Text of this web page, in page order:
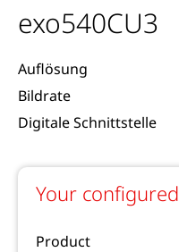
exo540CU3
Auflösung
Bildrate
Digitale Schnittstelle
Your
Product